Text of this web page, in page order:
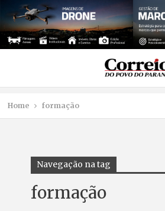
Home formação
Navegação na tag
formação